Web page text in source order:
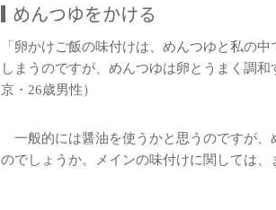
めんつゆをかける
「卵かけご飯の味付けは、めんつゆと私の
しまうのですが、めんつゆは卵とうまく調
京・26歳男性）
一般的には醤油を使うかと思うのですが、
のでしょうか。メインの味付けに関しては、